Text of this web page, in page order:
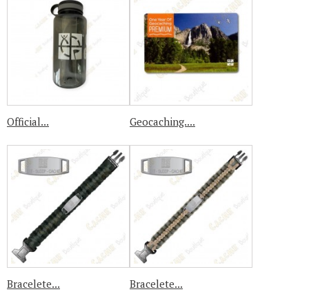
Official... Geocaching....
Bracelete... Bracelete...